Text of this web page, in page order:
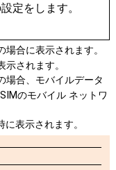
定をします。
合に表示されます。
示されます。
場合、モバイルデータ
のモバイル ネットワ
表示されます。